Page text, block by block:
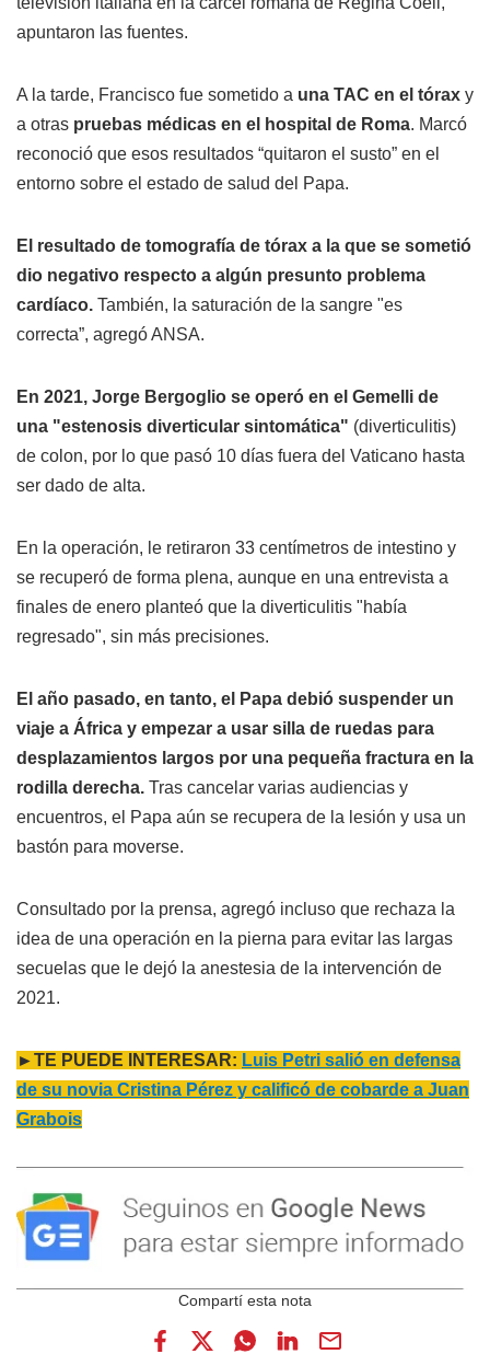
apuntaron las fuentes.
A la tarde, Francisco fue sometido a una TAC en el tórax y
a otras pruebas médicas en el hospital de Roma. Marcó
reconoció que esos resultados “quitaron el susto” en el
entorno sobre el estado de salud del Papa.
El resultado de tomografía de tórax a la que se sometió
dio negativo respecto a algún presunto problema
cardíaco. También, la saturación de la sangre "es
correcta”, agregó ANSA.
En 2021, Jorge Bergoglio se operó en el Gemelli de
una "estenosis diverticular sintomática" (diverticulitis)
de colon, por lo que pasó 10 días fuera del Vaticano hasta
ser dado de alta.
En la operación, le retiraron 33 centímetros de intestino y
se recuperó de forma plena, aunque en una entrevista a
finales de enero planteó que la diverticulitis "había
regresado", sin más precisiones.
El año pasado, en tanto, el Papa debió suspender un
viaje a África y empezar a usar silla de ruedas para
desplazamientos largos por una pequeña fractura en la
rodilla derecha. Tras cancelar varias audiencias y
encuentros, el Papa aún se recupera de la lesión y usa un
bastón para moverse.
Consultado por la prensa, agregó incluso que rechaza la
idea de una operación en la pierna para evitar las largas
secuelas que le dejó la anestesia de la intervención de
2021.
►TE PUEDE INTERESAR: Luis Petri salió en defensa
de su novia Cristina Pérez y calificó de cobarde a Juan
Grabois